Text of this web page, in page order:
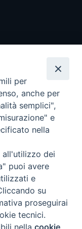
riservati - Vita
Torna
per
anche per
semplici",
e
nella
all'utilizzo dei
puoi avere
e
su
proseguirai
tecnici.